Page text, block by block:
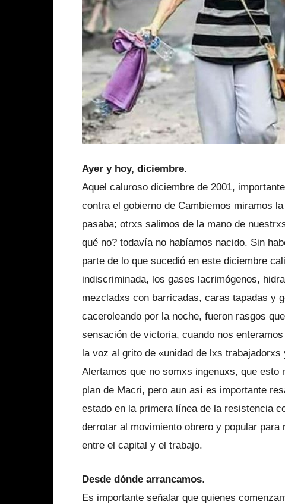
Ayer y hoy, diciembre.
Aquel caluroso diciembre de 2001,
contra el gobierno de Cambiemos miramos
pasaba; otrxs salimos de la mano de
qué no? todavía no habíamos nacido. Sin
parte de lo que sucedió en este diciembre
indiscriminada, los gases lacrimógenos,
mezcladxs con barricadas, caras tapadas y
caceroleando por la noche, fueron rasgos
sensación de victoria, cuando nos
la voz al grito de «unidad de lxs
Alertamos que no somxs ingenuxs, que
plan de Macri, pero aun así es importante
estado en la primera línea de la resistencia
derrotar al movimiento obrero y popular
entre el capital y el trabajo.
Desde dónde arrancamos.
Es importante señalar que quienes